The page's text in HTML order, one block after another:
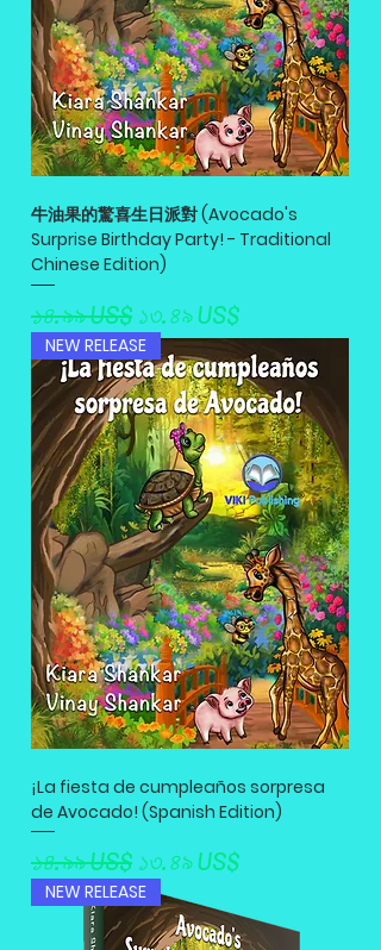
牛油果的驚喜生日派對 (Avocado's
Surprise Birthday Party! - Traditional
Chinese Edition)
Regular Price
১৪.৯৯ US$ Sale Price
১৩.৪৯ US$
NEW RELEASE
¡La fiesta de cumpleaños sorpresa
de Avocado! (Spanish Edition)
Regular Price
১৪.৯৯ US$ Sale Price
১৩.৪৯ US$
NEW RELEASE